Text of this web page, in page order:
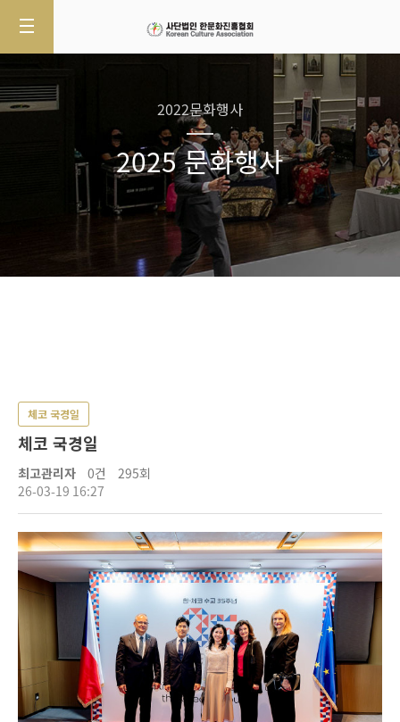
2022문화행사
2025 문화행사
체코 국경일
체코 국경일
최고관리자 0건
295회
26-03-19 16:27